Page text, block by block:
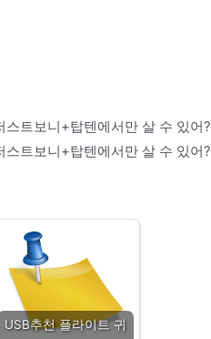
트보니+탑텐에서만 살 수 있어?
트보니+탑텐에서만 살 수 있어?
USB추천 플라이트 귀